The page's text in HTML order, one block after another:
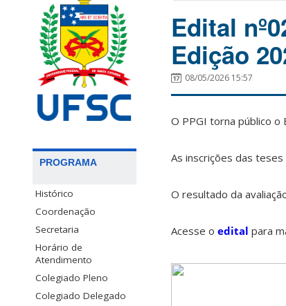
PROGRAMA
Histórico
Coordenação
Secretaria
Horário de
Atendimento
Colegiado Pleno
Colegiado Delegado
Edital
Edição
08/05/2026 15:57
O PPGI torna público o
As inscrições das
O resultado da
Acesse o edital para